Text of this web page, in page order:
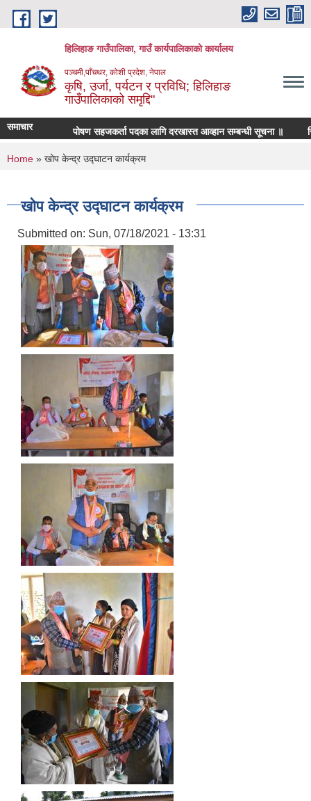
Skip to main content
हिलिहाङ गाउँपालिका, गाउँ कार्यपालिकाको कार्यालय
पञ्चमी,पाँचथर, कोशी प्रदेश, नेपाल
कृषि, उर्जा, पर्यटन र प्रविधि; हिलिहाङ
गाउँपालिकाको समृद्दि"
समाचार पोषण सहजकर्ता पदका लागि दरखास्त आव्हान सम्बन्धी सूचना ॥
You are here
Home » खोप केन्द्र उद्घाटन कार्यक्रम
खोप केन्द्र उद्घाटन कार्यक्रम
Submitted on: Sun, 07/18/2021 - 13:31